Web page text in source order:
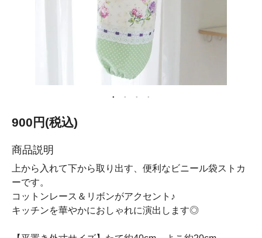
900円(税込)
商品説明
上から入れて下から取り出す、便利なビニール袋ストカ
ーです。
コットンレース＆リボンがアクセント♪
キッチンを華やかにおしゃれに演出します◎